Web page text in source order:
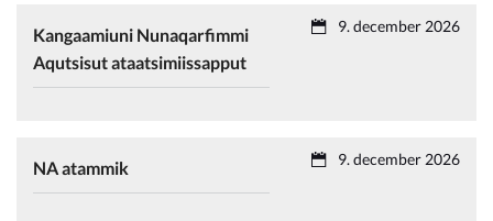
Kangaamiuni Nunaqarfimmi
Aqutsisut ataatsimiissapput
9. december 2026
NA atammik 9. december 2026